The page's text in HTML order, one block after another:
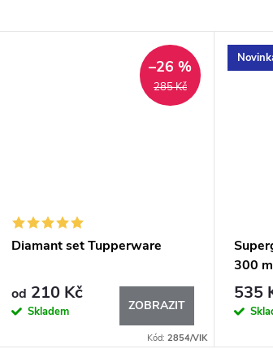
285 Kč
–26 %
Diamant set Tupperware
od 210 Kč
Skladem ZOBRAZIT
Kód: 2854/VIK
300
535